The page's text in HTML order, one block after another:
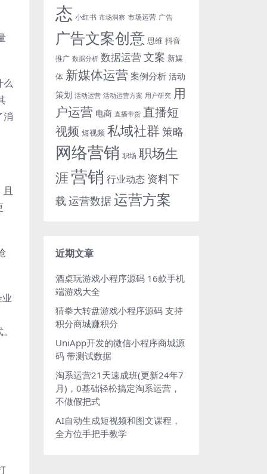
么
消
态 小红书 市场洞察 市场运营 广告
广告文案创意 思维 抖音
推广 数据分析 数据运营文案 新媒
体 新媒体运营 案例分析 活动
策划 活动运营 活动运营方案 用户研究 用
户运营 电商 直播带货 直播短
视频 短视频 私域社群 策略
网络营销 职场 职场生
涯营销 行业动态 资料下
载 运营数据运营方案
近期文章
酒桌玩游戏小程序源码 16款手机
端游戏大全
猜拳大转盘游戏小程序源码 支持
积分商城赚积分
UniApp开发的微信小程序商城源
码 带测试数据
淘系运营21天速成班(更新24年7
月)，0基础轻松搞定淘系运营，
不做假把式
AI自动生成短视频和图文课程，
全方位手把手教学